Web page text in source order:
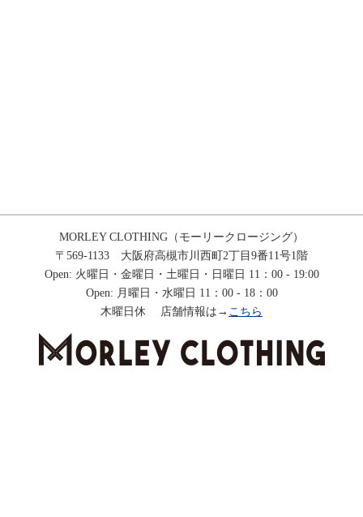
MORLEY CLOTHING（モーリークロージング）
〒569-1133 大阪府高槻市川西町2丁目9番11号1階
Open: 火曜日・金曜日・土曜日・日曜日 11：00 - 19:00
Open: 月曜日・水曜日 11：00 - 18：00
木曜日休 店舗情報は→ こちら